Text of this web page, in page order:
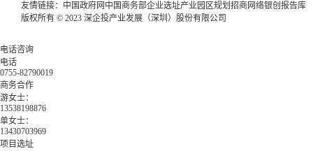
友情链接： 中国政府网 中国商务部企业选址产业园区规划 招商网络银创报告库
版权所有 © 2023 深企投产业发展（深圳）股份有限公司
电话咨询
电话
0755-82790019
商务合作
游女士：
13538198876
单女士：
13430703969
项目选址